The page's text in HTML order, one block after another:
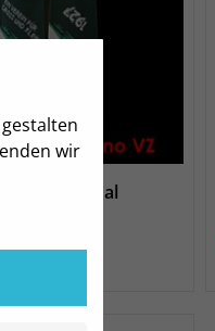
wir
SV Fanschal